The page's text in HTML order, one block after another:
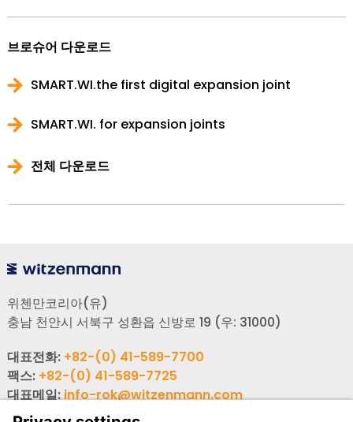
브로슈어 다운로드
SMART.WI.the first digital expansion joint
SMART.WI. for expansion joints
전체 다운로드
위첸만코리아(유)
충남 천안시 서북구 성환읍 신방로 19 (우: 31000)
대표전화: +82-(0) 41-589-7700
팩스: +82-(0) 41-589-7725
대표메일:info-rok@witzenmann.com